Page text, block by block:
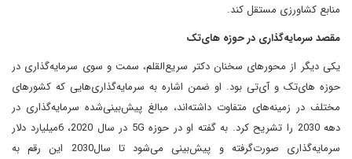
منابع کشاورزی مستقل کند.
مقصد سرمایه‌گذاری در حوزه‌ های‌تک
یکی دیگر از محورهای سخنان دکتر سریع‌القلم، سمت و سوی سرمایه‌گذاری در
حوزه ‌های‌تک و آی‌تی بود. او ضمن اشاره به سرمایه‌گذاری‌هایی که کشورهای
مختلف در زمینه‌های متفاوت داشته‌اند، مبالغ پیش‌بینی‌شده سرمایه‌گذاری در
دهه‌ 2030 را تشریح کرد. به گفته او در حوزه 5G در سال‌ 2020، 6میلیارد دلار
سرمایه‌گذاری صورت‌گرفته و پیش‌بینی می‌شود تا سال‌2030 این رقم به